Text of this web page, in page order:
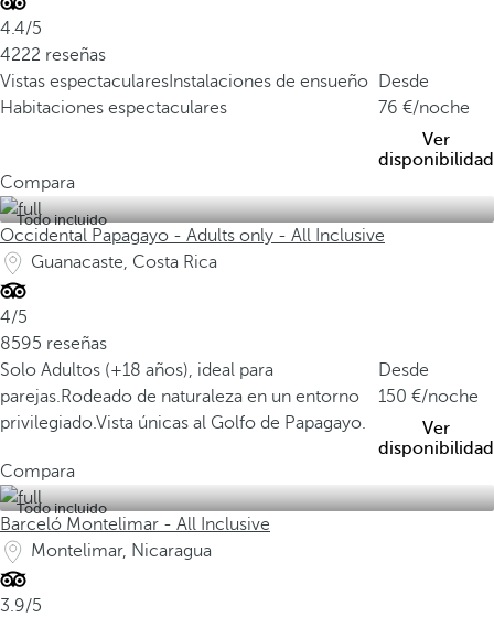
4.4/5
4222 reseñas
Vistas espectaculares Instalaciones de ensueño
Habitaciones espectaculares
Desde
76
/noche
Ver
disponibilidad
Compara
Todo incluido
Occidental Papagayo - Adults only - All Inclusive
Guanacaste, Costa Rica
4/5
8595 reseñas
Solo Adultos (+18 años), ideal para
parejas.Rodeado de naturaleza en un entorno
privilegiado.Vista únicas al Golfo de Papagayo.
Desde
150
/noche
Ver
disponibilidad
Compara
Todo incluido
Barceló Montelimar - All Inclusive
Montelimar, Nicaragua
3.9/5